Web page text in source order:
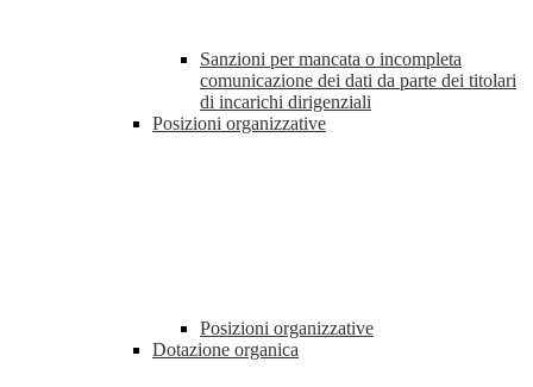
Sanzioni per mancata o incompleta
comunicazione dei dati da parte dei titolari
di incarichi dirigenziali
Posizioni organizzative
Posizioni organizzative
Dotazione organica